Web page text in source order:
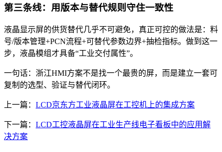
第三条线：用版本与替代规则守住一致性
液晶显示屏的供货替代几乎不可避免，真正可控的做法是：料
号/版本管理+PCN流程+可替代参数边界+抽检指标。做到这一
步，液晶模组才具备“工业交付属性”。
一句话：浙江HMI方案不是找一个最贵的屏，而是建立一套可
复制的选型、验证与替代闭环。
上一篇： LCD京东方工业液晶屏在工控机上的集成方案
下一篇： LCD工控液晶屏在工业生产线电子看板中的应用解
决方案